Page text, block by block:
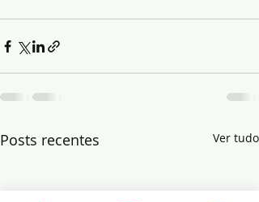
Posts recentes Ver tudo